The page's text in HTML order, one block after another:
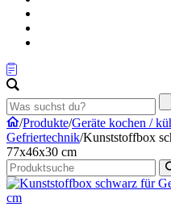
/Produkte/Geräte kochen /
Gefriertechnik/Kunststoffbox
77x46x30 cm